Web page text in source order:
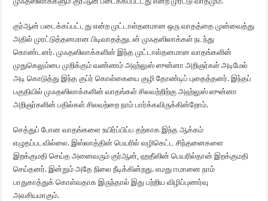
குர்ஆன் படைக்கப்பட்டது என்ற முட்டாள்தனமான ஒரு வாதத்தை முன்வைத்து
அதில் முரட்டுத்தனமான பிடிவாதத்துடன் முஃதஸிலாக்கள் நடந்து
கொண்டனர். முஃதஸிலாக்களின் இந்த முட்டாள்தனமான வாதங்களின்
முதுகெலும்பை முறிக்கும் வண்ணம் அஹ்லுஸ் ஸுன்னா அறிஞர்கள் அடிமேல்
அடி கொடுத்து இந்த குப்ர் கொள்கையை குழி தோண்டிப் புதைத்தனர். இந்தப்
பகுதியில் முஃதஸிலாக்களின் வாதங்கள் சிலவற்றிற்கு அஹ்லுஸ் ஸுன்னா
அறிஞர்களின் பதில்கள் சிலவற்றை நாம் பார்க்கவிருக்கின்றோம்.
செத்துப் போன வாதங்களை உயிர்ப்பிப்ப தற்காக இந்த ஆக்கம்
எழுதப்படவில்லை. இஸ்லாத்தின் பெயரில் வழிகெட்ட சிந்தனைகளை
இறக்குமதி செய்த அனைவரும் குர்ஆன், ஹதீஸின் பெயரில்தான் இறக்குமதி
செய்தனர். இன்றும் அதே நிலை நீடிக்கின்றது. எமது ஈமானை நாம்
பாதுகாத்துக் கொள்வதாக இருந்தால் இது பற்றிய விழிப்புணர்வு
அவசியமாகும்.